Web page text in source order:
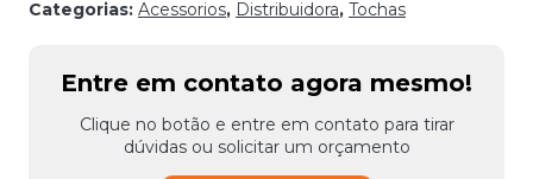
Categorias: Acessorios, Distribuidora, Tochas
Entre em contato agora mesmo!
Clique no botão e entre em contato para tirar
dúvidas ou solicitar um orçamento